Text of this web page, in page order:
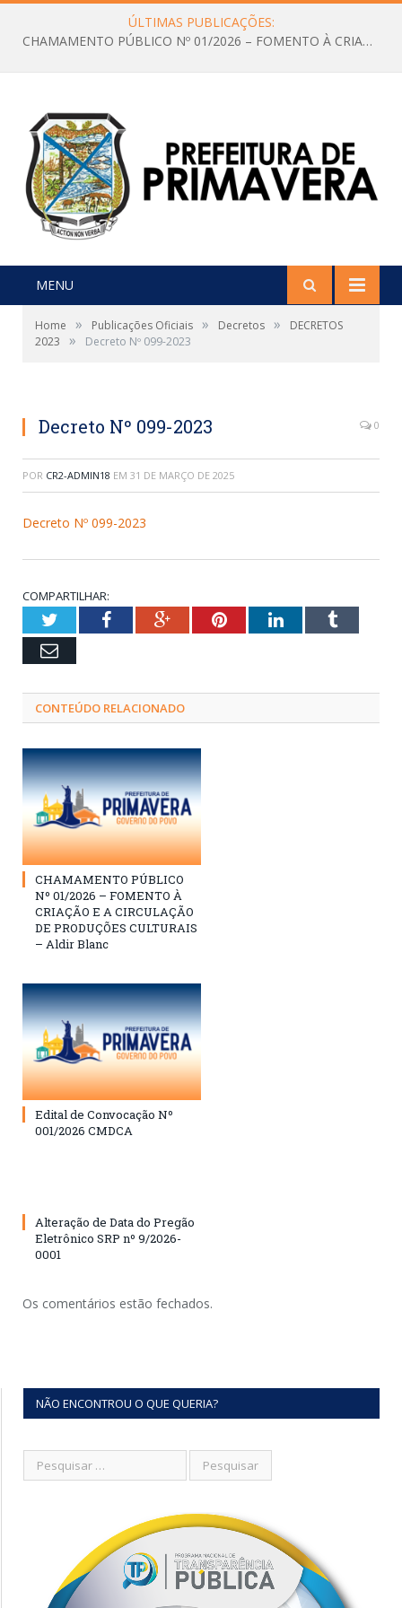
ÚLTIMAS PUBLICAÇÕES:
CHAMAMENTO PÚBLICO Nº 01/2026 – FOMENTO À CRIAÇÃO E A CIRCULAÇÃO DE PRODUÇÕES CULTURAIS – Aldir Blanc
MENU
Home » Publicações Oficiais » Decretos »
DECRETOS
2023
» Decreto Nº 099-2023
Decreto Nº 099-2023 0
POR CR2-ADMIN18 EM 31 DE MARÇO DE 2025
Decreto Nº 099-2023
COMPARTILHAR:
TwitterFacebookGoogle+PinterestLinkedInTumblr
Email
CONTEÚDO RELACIONADO
CHAMAMENTO PÚBLICO
Nº 01/2026 – FOMENTO À
CRIAÇÃO E A CIRCULAÇÃO
DE PRODUÇÕES CULTURAIS
– Aldir Blanc
Edital de Convocação Nº
001/2026 CMDCA
Alteração de Data do Pregão
Eletrônico SRP nº 9/2026-
0001
Os comentários estão fechados.
NÃO ENCONTROU O QUE QUERIA?